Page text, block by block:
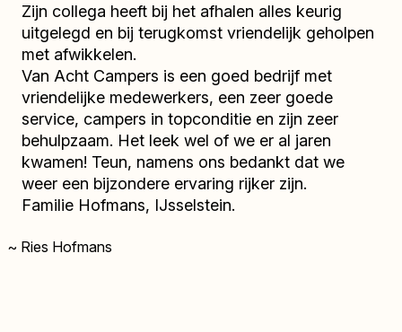
Zijn collega heeft bij het afhalen alles keurig
uitgelegd en bij terugkomst vriendelijk geholpen
met afwikkelen.
Van Acht Campers is een goed bedrijf met
vriendelijke medewerkers, een zeer goede
service, campers in topconditie en zijn zeer
behulpzaam. Het leek wel of we er al jaren
kwamen! Teun, namens ons bedankt dat we
weer een bijzondere ervaring rijker zijn.
Familie Hofmans, IJsselstein.
~ Ries Hofmans